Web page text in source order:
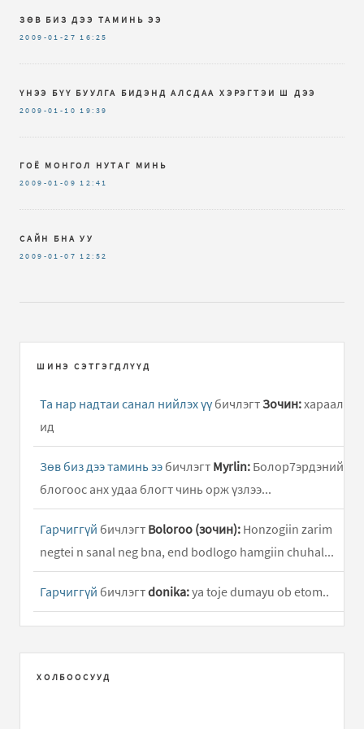
ЗӨВ БИЗ ДЭЭ ТАМИНЬ ЭЭ
2009-01-27 16:25
ҮНЭЭ БҮҮ БУУЛГА БИДЭНД АЛСДАА ХЭРЭГТЭИ Ш ДЭЭ
2009-01-10 19:39
ГОЁ МОНГОЛ НУТАГ МИНЬ
2009-01-09 12:41
САЙН БНА УУ
2009-01-07 12:52
ШИНЭ СЭТГЭГДЛҮҮД
Та нар надтаи санал нийлэх үү бичлэгтЗочин:хараал
ид
Зөв биз дээ таминь ээ бичлэгт Myrlin: Болор7эрдэний
блогоос анх удаа блогт чинь орж үзлээ...
Гарчиггүй бичлэгт Boloroo (зочин): Honzogiin zarim
negtei n sanal neg bna, end bodlogo hamgiin chuhal...
Гарчиггүй бичлэгтdonika:ya toje dumayu ob etom..
ГарчиггүйбичлэгтG84:txs i thinking about,..
Гарчиггүйбичлэгт
ХОЛБООСУУД